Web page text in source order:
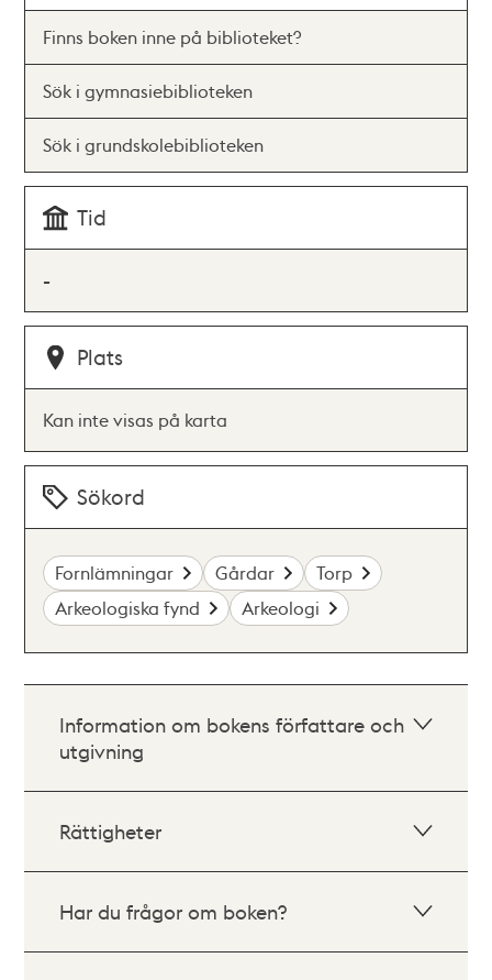
Finns boken inne på biblioteket?
Sök i gymnasiebiblioteken
Sök i grundskolebiblioteken
Tid
-
Plats
Kan inte visas på karta
Sökord
Fornlämningar Gårdar
Torp
Arkeologiska fynd
Arkeologi
Information om bokens författare och
utgivning
Rättigheter
Har du frågor om boken?